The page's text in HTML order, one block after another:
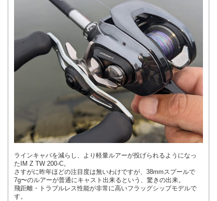
ラインキャパを減らし、より軽量ルアーが投げられるようになっ
たIM Z TW 200-C。
さすがに昨年ほどの注目度は無いわけですが、38mmスプールで
7g〜のルアーが普通にキャスト出来るという、驚きの出来。
飛距離・トラブルレス性能が非常に高いフラッグシップモデルで
す。